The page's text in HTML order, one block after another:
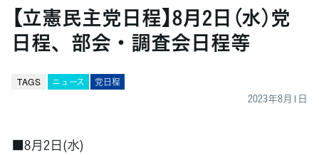
【立憲民主党日程】8月2日（水）党
日程、部会・調査会日程等
TAGS ニュース 党日程
2023年8月1日
■8月2日(水)